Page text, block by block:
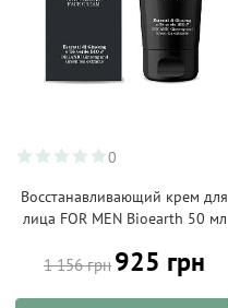
0
Восстанавливающий крем для
лица FOR MEN Bioearth 50 мл
1 156 грн 925 грн